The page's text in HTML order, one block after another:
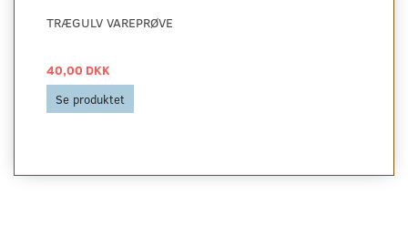
TRÆGULV VAREPRØVE
40,00 DKK
Se produktet